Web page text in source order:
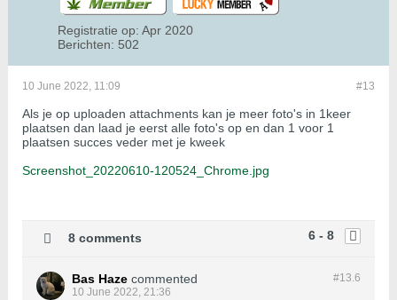
Registratie op: Apr 2020
Berichten: 502
#13
10 June 2022, 11:09
Als je op uploaden attachments kan je meer foto's in 1keer
plaatsen dan laad je eerst alle foto's op en dan 1 voor 1
plaatsen succes veder met je kweek
Screenshot_20220610-120524_Chrome.jpg
6 - 8
8 comments
#13.6
Bas Haze commented
10 June 2022, 21:36